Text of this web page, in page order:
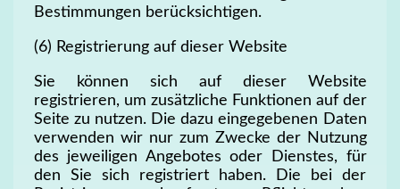
Bestimmungen berücksichtigen.
(6) Registrierung auf dieser Website
Sie können sich auf dieser Website
registrieren, um zusätzliche Funktionen auf der
Seite zu nutzen. Die dazu eingegebenen Daten
verwenden wir nur zum Zwecke der Nutzung
des jeweiligen Angebotes oder Dienstes, für
den Sie sich registriert haben. Die bei der